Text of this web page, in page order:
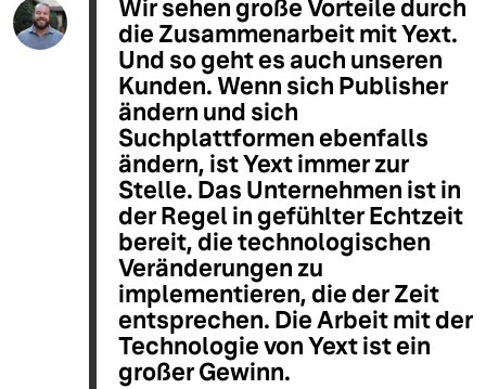
Wir sehen große Vorteile durch
die Zusammenarbeit mit Yext.
Und so geht es auch unseren
Kunden. Wenn sich Publisher
ändern und sich
Suchplattformen ebenfalls
ändern, ist Yext immer zur
Stelle. Das Unternehmen ist in
der Regel in gefühlter Echtzeit
bereit, die technologischen
Veränderungen zu
implementieren, die der Zeit
entsprechen. Die Arbeit mit der
Technologie von Yext ist ein
großer Gewinn.